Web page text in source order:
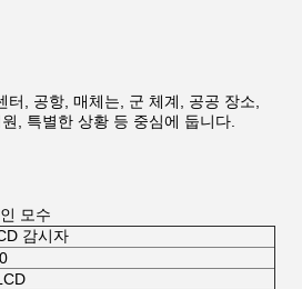
터, 공항, 매체는, 군 체계, 공공 장소,
, 특별한 상황 등 중심에 둡니다.
모수
감시자